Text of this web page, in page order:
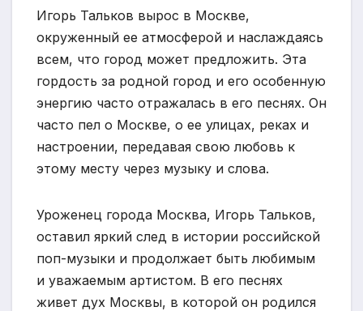
Игорь Тальков вырос в Москве,
окруженный ее атмосферой и наслаждаясь
всем, что город может предложить. Эта
гордость за родной город и его особенную
энергию часто отражалась в его песнях. Он
часто пел о Москве, о ее улицах, реках и
настроении, передавая свою любовь к
этому месту через музыку и слова.
Уроженец города Москва, Игорь Тальков,
оставил яркий след в истории российской
поп-музыки и продолжает быть любимым
и уважаемым артистом. В его песнях
живет дух Москвы, в которой он родился